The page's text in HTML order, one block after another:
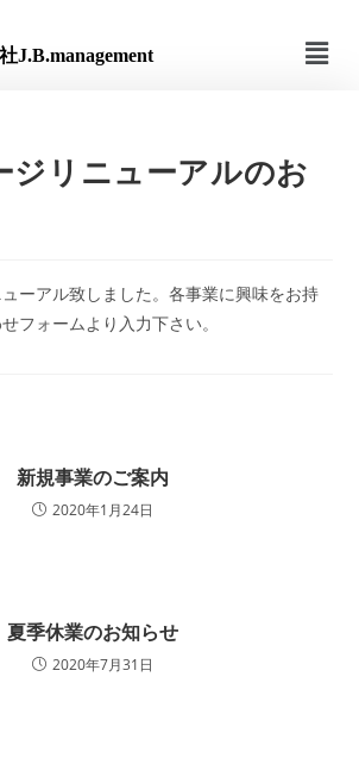
J.B.management
ジリニューアルのお
ーアル致しました。各事業に興味をお持
フォームより入力下さい。
新規事業のご案内
2020年1月24日
夏季休業のお知らせ
2020年7月31日